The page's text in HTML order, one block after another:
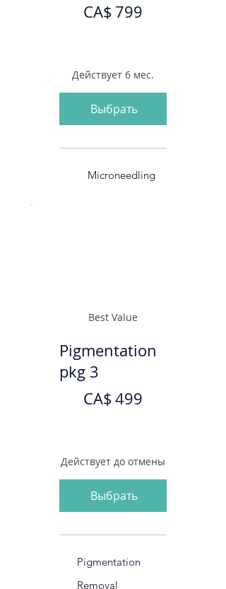
CA$ 799
Действует 6 мес.
Выбрать
Microneedling
Best Value
Pigmentation
pkg 3
CA$ 499
Действует до отмены
Выбрать
Pigmentation
Removal